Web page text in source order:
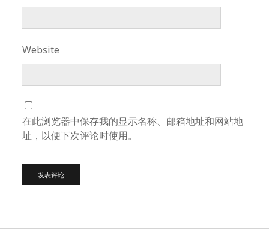
Website
在此浏览器中保存我的显示名称、邮箱地址和网站地
址，以便下次评论时使用。